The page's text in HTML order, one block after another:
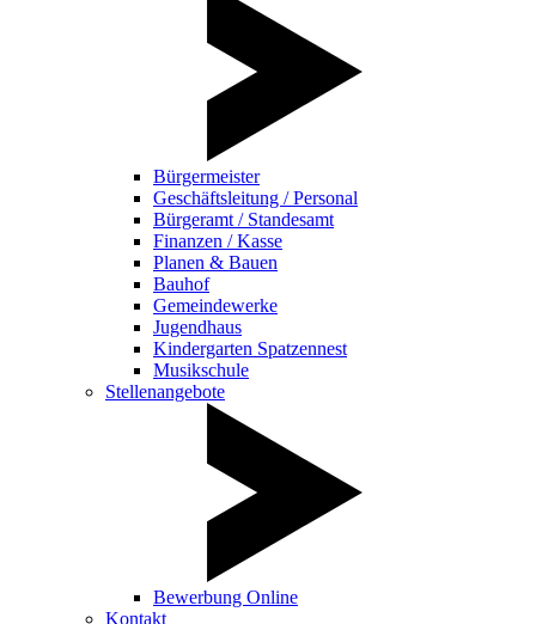
Bürgermeister
Geschäftsleitung / Personal
Bürgeramt / Standesamt
Finanzen / Kasse
Planen & Bauen
Bauhof
Gemeindewerke
Jugendhaus
Kindergarten Spatzennest
Musikschule
Stellenangebote
Bewerbung Online
Kontakt